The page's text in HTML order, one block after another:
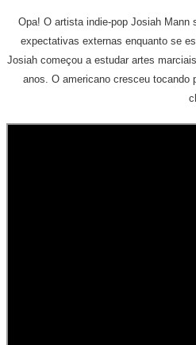
Opa! O artista indie-pop Josiah Mann
expectativas externas enquanto se
Josiah começou a estudar artes
anos. O americano cresceu tocando